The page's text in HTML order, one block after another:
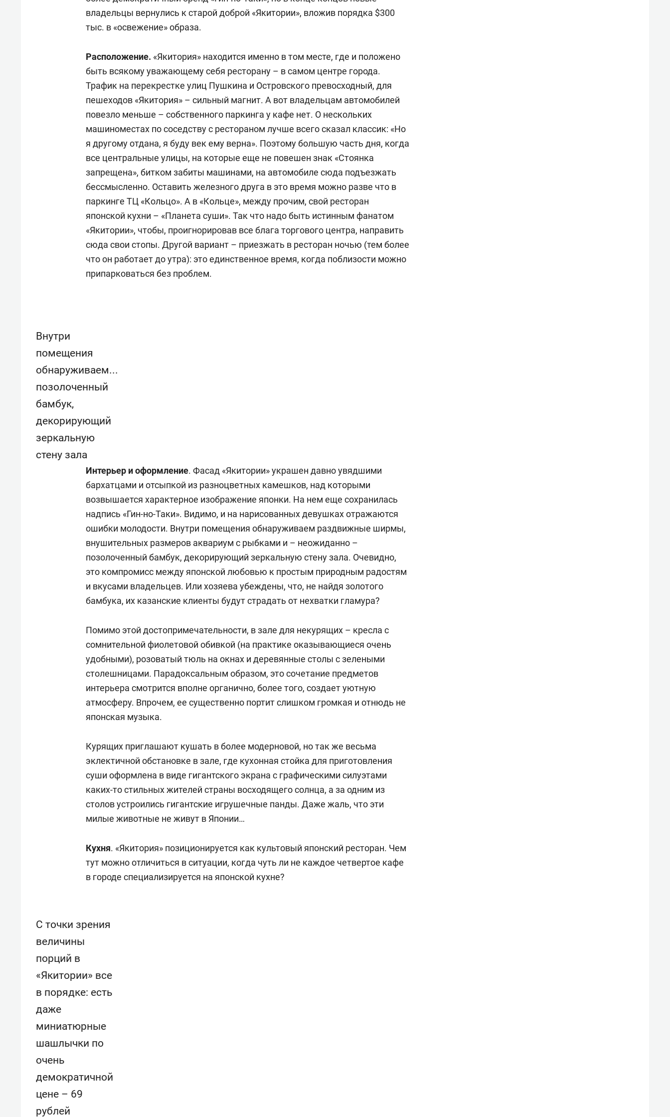
владельцы вернулись к старой доброй «Якитории», вложив порядка $300
тыс. в «освежение» образа.
Расположение. «Якитория» находится именно в том месте, где и положено
быть всякому уважающему себя ресторану – в самом центре города.
Трафик на перекрестке улиц Пушкина и Островского превосходный, для
пешеходов «Якитория» – сильный магнит. А вот владельцам автомобилей
повезло меньше – собственного паркинга у кафе нет. О нескольких
машиноместах по соседству с рестораном лучше всего сказал классик: «Но
я другому отдана, я буду век ему верна». Поэтому большую часть дня, когда
все центральные улицы, на которые еще не повешен знак «Стоянка
запрещена», битком забиты машинами, на автомобиле сюда подъезжать
бессмысленно. Оставить железного друга в это время можно разве что в
паркинге ТЦ «Кольцо». А в «Кольце», между прочим, свой ресторан
японской кухни – «Планета суши». Так что надо быть истинным фанатом
«Якитории», чтобы, проигнорировав все блага торгового центра, направить
сюда свои стопы. Другой вариант – приезжать в ресторан ночью (тем более
что он работает до утра): это единственное время, когда поблизости можно
припарковаться без проблем.
Внутри
помещения
обнаруживаем...
позолоченный
бамбук,
декорирующий
зеркальную
стену зала
Интерьер и оформление. Фасад «Якитории» украшен давно увядшими
бархатцами и отсыпкой из разноцветных камешков, над которыми
возвышается характерное изображение японки. На нем еще сохранилась
надпись «Гин-но-Таки». Видимо, и на нарисованных девушках отражаются
ошибки молодости. Внутри помещения обнаруживаем раздвижные ширмы,
внушительных размеров аквариум с рыбками и – неожиданно –
позолоченный бамбук, декорирующий зеркальную стену зала. Очевидно,
это компромисс между японской любовью к простым природным радостям
и вкусами владельцев. Или хозяева убеждены, что, не найдя золотого
бамбука, их казанские клиенты будут страдать от нехватки гламура?
Помимо этой достопримечательности, в зале для некурящих – кресла с
сомнительной фиолетовой обивкой (на практике оказывающиеся очень
удобными), розоватый тюль на окнах и деревянные столы с зелеными
столешницами. Парадоксальным образом, это сочетание предметов
интерьера смотрится вполне органично, более того, создает уютную
атмосферу. Впрочем, ее существенно портит слишком громкая и отнюдь не
японская музыка.
Курящих приглашают кушать в более модерновой, но так же весьма
эклектичной обстановке в зале, где кухонная стойка для приготовления
суши оформлена в виде гигантского экрана с графическими силуэтами
каких-то стильных жителей страны восходящего солнца, а за одним из
столов устроились гигантские игрушечные панды. Даже жаль, что эти
милые животные не живут в Японии…
Кухня. «Якитория» позиционируется как культовый японский ресторан. Чем
тут можно отличиться в ситуации, когда чуть ли не каждое четвертое кафе
в городе специализируется на японской кухне?
С точки зрения
величины
порций в
«Якитории» все
в порядке: есть
даже
миниатюрные
шашлычки по
очень
демократичной
цене – 69
рублей